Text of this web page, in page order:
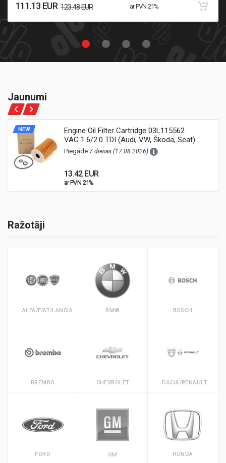
111.13 EUR 123.48 EUR ar PVN 21%
Jaunumi
NEW
Engine Oil Filter Cartridge 03L115562
VAG 1.6/2.0 TDI (Audi, VW, Škoda, Seat)
Piegāde 7 dienas (17.08.2026)
13.42 EUR
ar PVN 21%
ar PVN 21%
Ražotāji
ALFA/FIAT/LANCIA BMW BOSCH
BREMBO CHEVROLET DACIA/RENAULT
FORD GM HONDA